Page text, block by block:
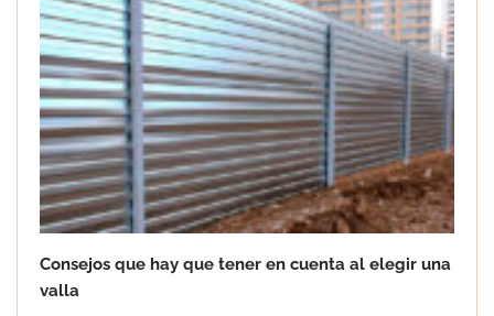
Consejos que hay que tener en cuenta al elegir una
valla